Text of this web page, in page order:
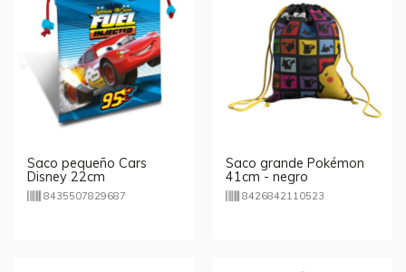
Saco pequeño Cars
Disney 22cm
8435507829687
Saco grande Pokémon
41cm - negro
8426842110523